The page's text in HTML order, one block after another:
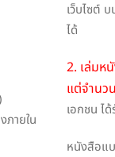
ภายใน
เว็บไซต์
ได้
2. เล่มห
แต่จำนว
เอกชน ไ
หนังสือแ